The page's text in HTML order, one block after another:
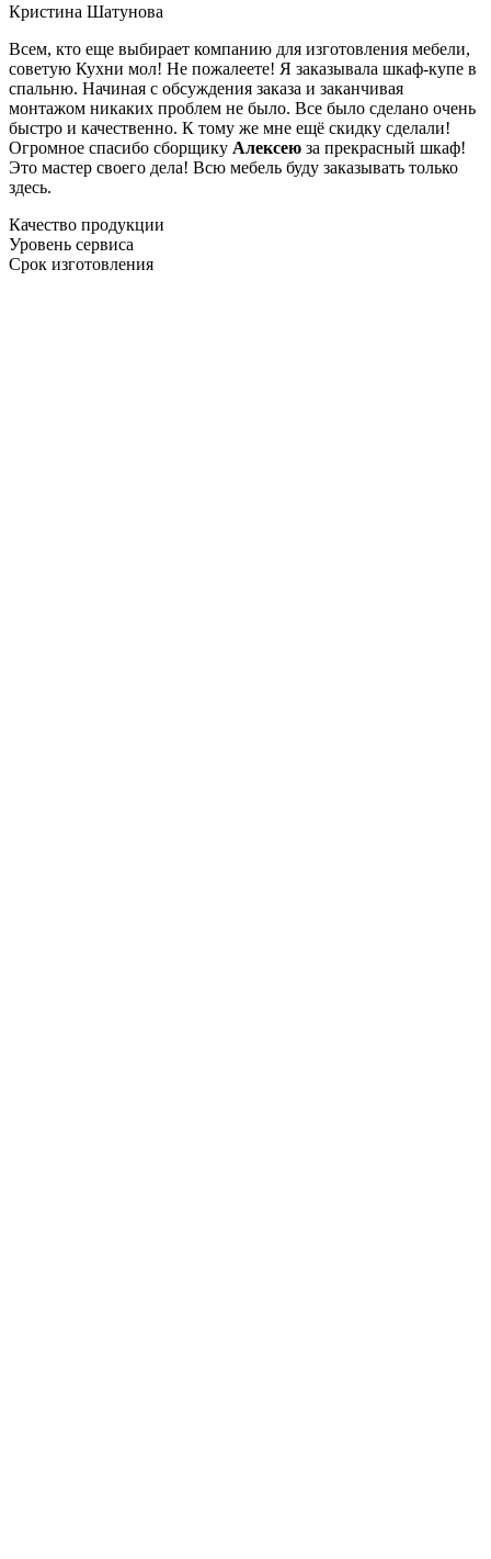
Кристина Шатунова
Всем, кто еще выбирает компанию для изготовления мебели,
советую Кухни мол! Не пожалеете! Я заказывала шкаф-купе в
спальню. Начиная с обсуждения заказа и заканчивая
монтажом никаких проблем не было. Все было сделано очень
быстро и качественно. К тому же мне ещё скидку сделали!
Огромное спасибо сборщику Алексею за прекрасный шкаф!
Это мастер своего дела! Всю мебель буду заказывать только
здесь.
Качество продукции
Уровень сервиса
Срок изготовления